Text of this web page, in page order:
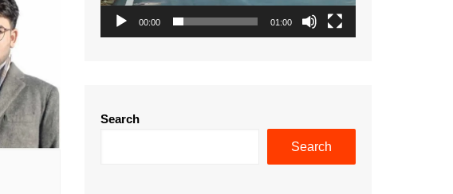
00:00 01:00
Search
Search